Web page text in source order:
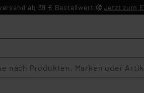
ab 39 € Bestellwert Jetzt zum